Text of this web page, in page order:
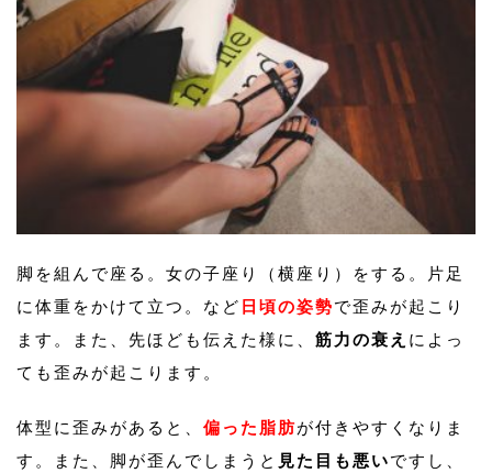
脚を組んで座る。女の子座り（横座り）をする。片足
に体重をかけて立つ。など 日頃の姿勢で歪みが起こり
ます。また、先ほども伝えた様に、 筋力の衰え によっ
ても歪みが起こります。
体型に歪みがあると、 偏った脂肪が付きやすくなりま
す。また、脚が歪んでしまうと 見た目も悪いですし、